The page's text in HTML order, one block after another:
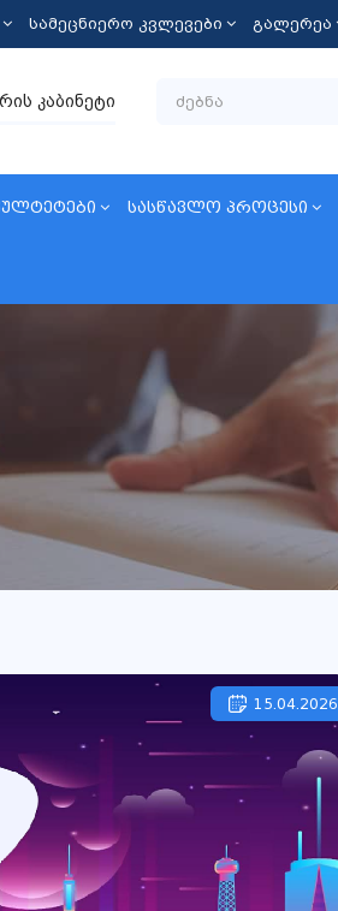
სამეცნიერო კვლევები გალერეა
კაბინეტი
სასწავლო პროცესი
15.04.2026